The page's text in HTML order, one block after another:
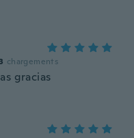
chargements
gracias